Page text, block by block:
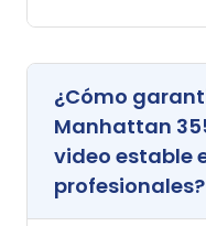
¿Cómo
Manhattan
video estable
profesionales?